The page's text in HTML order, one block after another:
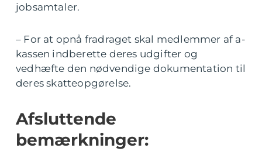
jobsamtaler.
– For at opnå fradraget skal medlemmer af a-
kassen indberette deres udgifter og
vedhæfte den nødvendige dokumentation til
deres skatteopgørelse.
Afsluttende
bemærkninger: